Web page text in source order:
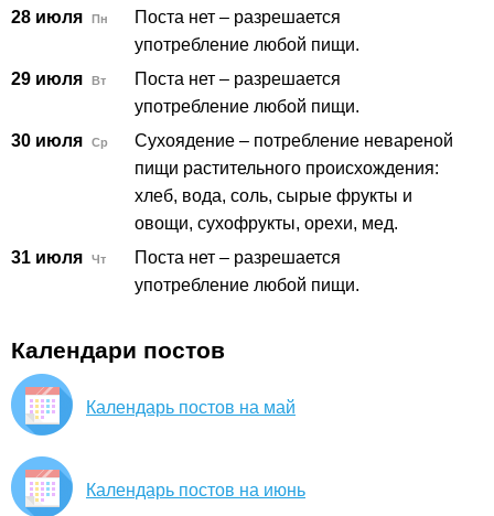
28 июля
Пн
Поста нет – разрешается
употребление любой пищи.
29 июля
Вт
Поста нет – разрешается
употребление любой пищи.
30 июля
Ср
Сухоядение – потребление невареной
пищи растительного происхождения:
хлеб, вода, соль, сырые фрукты и
овощи, сухофрукты, орехи, мед.
31 июля
Чт
Поста нет – разрешается
употребление любой пищи.
Календари постов
Календарь постов на май
Календарь постов на июнь